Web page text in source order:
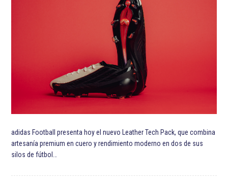
adidas Football presenta hoy el nuevo Leather Tech Pack, que combina
artesanía premium en cuero y rendimiento moderno en dos de sus
silos de fútbol…